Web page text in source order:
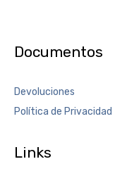
Documentos
Devoluciones
Política de Privacidad
Links